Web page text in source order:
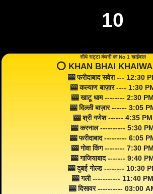
10
सीधे सट्टा कंपनी का No 1 खाईवाल
⭕️ KHAN BHAI
🎰 फरीदाबाद सवेरा --- 12:30
🎰 कल्याण बाज़ार ---- 1:30
🎰 खाटू धाम -------- 2:30 PM
🎰 दिल्ली बाज़ार ------ 3:05
🎰 श्री गणेश ------ 4:35 PM
🎰 करनाल ---------- 5:30
🎰 फरीदाबाद --------- 6:05
🎰 गोवा किंग -------- 7:30 PM
🎰 गाजियाबाद ------- 9:40
🎰 दुबई गोल्ड -------- 10:30
🎰 गली ----------- 11:40 PM
🎰 दिसावर ---------- 03:00